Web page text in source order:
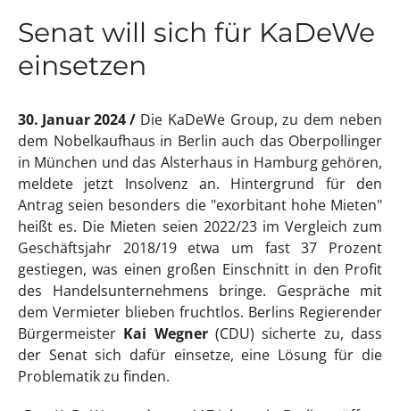
Senat will sich für KaDeWe
einsetzen
30. Januar 2024
Die KaDeWe Group, zu dem neben
dem Nobelkaufhaus in Berlin auch das Oberpollinger
in München und das Alsterhaus in Hamburg gehören,
meldete jetzt Insolvenz an. Hintergrund für den
Antrag seien besonders die "exorbitant hohe Mieten"
heißt es. Die Mieten seien 2022/23 im Vergleich zum
Geschäftsjahr 2018/19 etwa um fast 37 Prozent
gestiegen, was einen großen Einschnitt in den Profit
des Handelsunternehmens bringe. Gespräche mit
dem Vermieter blieben fruchtlos. Berlins Regierender
Bürgermeister Kai Wegner(CDU) sicherte zu, dass
der Senat sich dafür einsetze, eine Lösung für die
Problematik zu finden.